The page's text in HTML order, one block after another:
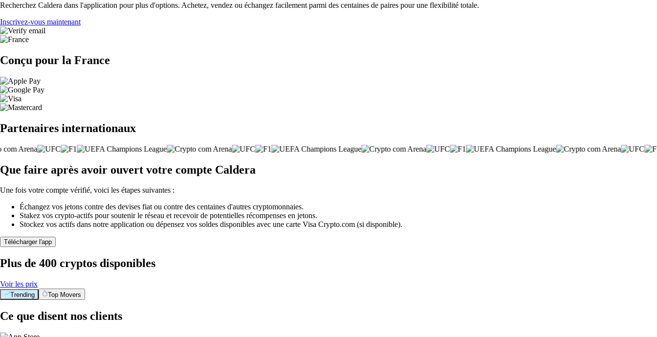
Recherchez Caldera dans l'application pour plus d'options. Achetez, vendez ou échangez facilement parmi des centaines de paires pour une flexibilité totale.
Inscrivez-vous maintenant
Conçu pour la France
Partenaires internationaux
Que faire après avoir ouvert votre compte Caldera
Une fois votre compte vérifié, voici les étapes suivantes :
Échangez vos jetons contre des devises fiat ou contre des centaines d'autres cryptomonnaies.
Stakez vos crypto-actifs pour soutenir le réseau et recevoir de potentielles récompenses en jetons.
Stockez vos actifs dans notre application ou dépensez vos soldes disponibles avec une carte Visa Crypto.com (si disponible).
Télécharger l'app
Plus de 400 cryptos disponibles
Voir les prix
Trending Top Movers
Ce que disent nos clients